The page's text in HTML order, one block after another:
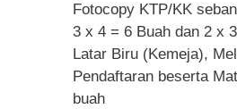
Fotocopy KTP/KK
3 x 4 = 6 Buah dan 2 x
Latar Biru (Kemeja),
Pendaftaran beserta
buah